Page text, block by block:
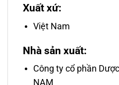
Xuất xứ:
Việt Nam
Nhà sản xuất:
Công ty cổ phần
NAM